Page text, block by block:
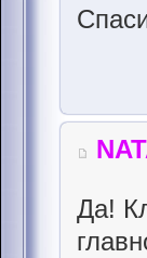
Да!